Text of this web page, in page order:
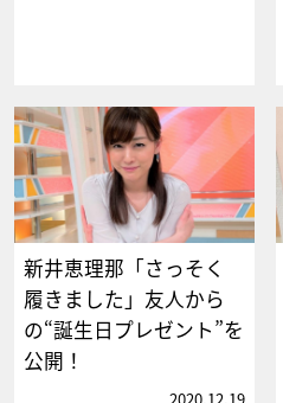
新井恵理那「さっそく
履きました」友人から
の“誕生日プレゼント”を
公開！
2020.12.19